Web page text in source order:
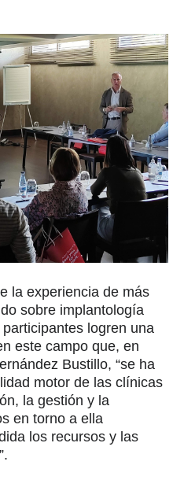
la experiencia de más
sobre implantología
logren una
este campo que, en
Bustillo, “se ha
motor de las clínicas
la gestión y la
en torno a ella
los recursos y las